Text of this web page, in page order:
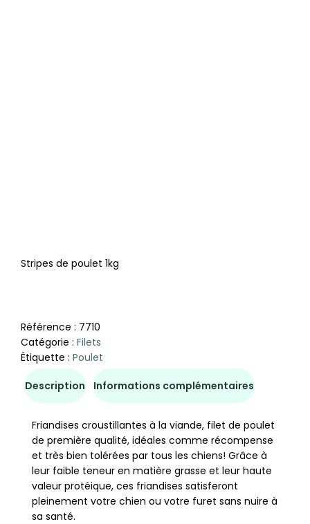
Stripes de poulet 1kg
Référence : 7710
Catégorie : Filets
Étiquette : Poulet
Description Informations complémentaires
Friandises croustillantes à la viande, filet de poulet
de première qualité, idéales comme récompense
et très bien tolérées par tous les chiens! Grâce à
leur faible teneur en matière grasse et leur haute
valeur protéique, ces friandises satisferont
pleinement votre chien ou votre furet sans nuire à
sa santé.